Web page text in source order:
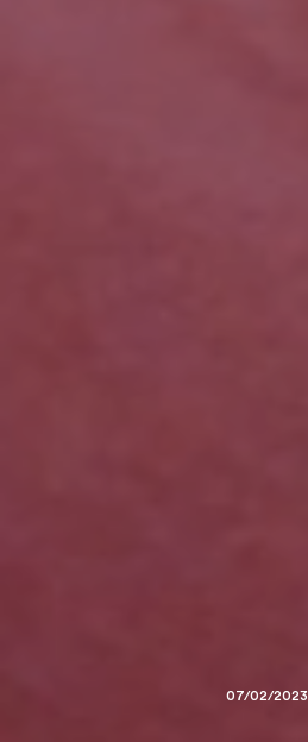
07/02/2023